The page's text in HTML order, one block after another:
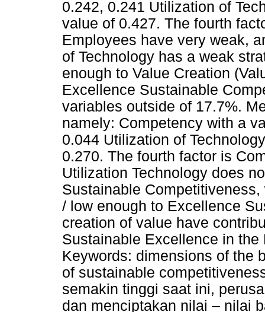
0.242, 0.241 Utilization of
value of 0.427. The fourth
Employees have very weak,
of Technology has a weak
enough to Value Creation
Excellence Sustainable
variables outside of 17.7%.
namely: Competency with a
0.044 Utilization of
0.270. The fourth factor is
Utilization Technology does
Sustainable
/ low enough to Excellence
creation of value have
Sustainable Excellence in
Keywords: dimensions of the
of sustainable
semakin tinggi saat ini,
dan menciptakan nilai – nilai